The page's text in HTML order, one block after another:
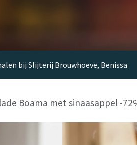
bij Slijterij Brouwhoeve, Benissa
Boama met sinaasappel -